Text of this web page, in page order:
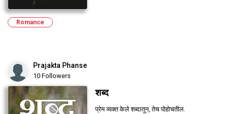
Romance
Prajakta Phanse
10 Followers
शब्द
प्रेम व्यक्त केले शब्दातून, तेच पोहोचतील.